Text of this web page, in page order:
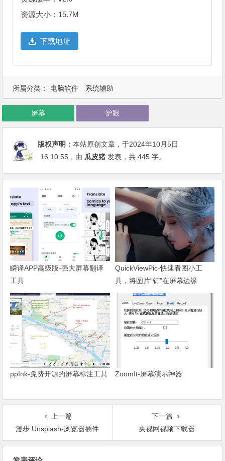
资源大小：15.7M
下载地址
所属分类： 电脑软件 系统辅助
屏幕 护眼
版权声明：本站原创文章，于2024年10月5日
16:10:55 ，由 瓜皮猪 发表，共 445 字。
瞬译APP高级版-强大屏幕翻译
工具
QuickViewPic-快速看图小工
具，将图片“钉”在屏幕边缘
ppInk-免费开源的屏幕标注工具 ZoomIt-屏幕演示神器
上一篇
漫步 Unsplash-浏览器插件
下一篇
央视网视频下载器